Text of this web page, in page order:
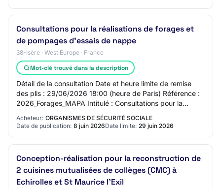
Consultations pour la réalisations de forages et
de pompages d'essais de nappe
38-Isère · West Europe · France
Mot-clé trouvé dans la description
Détail de la consultation Date et heure limite de remise
des plis : 29/06/2026 18:00 (heure de Paris) Référence :
2026_Forages_MAPA Intitulé : Consultations pour la
réalisations de forages et de pomp…
Acheteur: ORGANISMES DE SÉCURITÉ SOCIALE
Date de publication: 8 juin 2026Date limite: 29 juin 2026
Conception-réalisation pour la reconstruction de
2 cuisines mutualisées de collèges (CMC) à
Echirolles et St Maurice l'Exil